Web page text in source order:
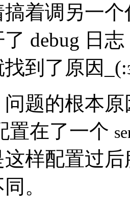
着调另一
debug 日
到了原因
题的根本
置在了一个
样配置过
。